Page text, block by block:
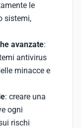
le
sistemi,
avanzate:
antivirus
minacce e
: creare una
ogni
rischi